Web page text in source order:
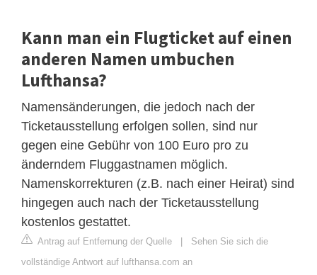
Kann man ein Flugticket auf einen
anderen Namen umbuchen
Lufthansa?
Namensänderungen, die jedoch nach der
Ticketausstellung erfolgen sollen, sind nur
gegen eine Gebühr von 100 Euro pro zu
änderndem Fluggastnamen möglich.
Namenskorrekturen (z.B. nach einer Heirat) sind
hingegen auch nach der Ticketausstellung
kostenlos gestattet.
Antrag auf Entfernung der Quelle | Sehen Sie sich die
vollständige Antwort auf lufthansa.com an